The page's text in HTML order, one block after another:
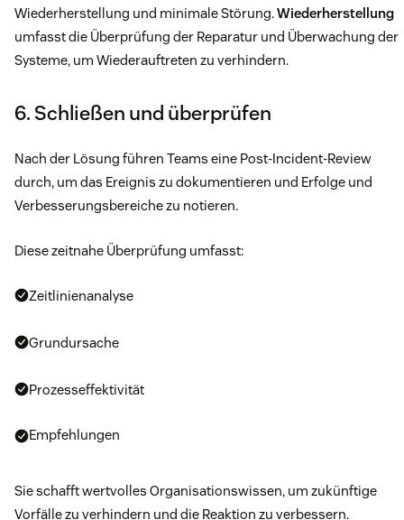
Wiederherstellung und minimale Störung.Wiederherstellung
umfasst die Überprüfung der Reparatur und Überwachung der
Systeme, um Wiederauftreten zu verhindern.
6. Schließen und überprüfen
Nach der Lösung führen Teams eine Post-Incident-Review
durch, um das Ereignis zu dokumentieren und Erfolge und
Verbesserungsbereiche zu notieren.
Diese zeitnahe Überprüfung umfasst:
Zeitlinienanalyse
Grundursache
Prozesseffektivität
Empfehlungen
Sie schafft wertvolles Organisationswissen, um zukünftige
Vorfälle zu verhindern und die Reaktion zu verbessern.